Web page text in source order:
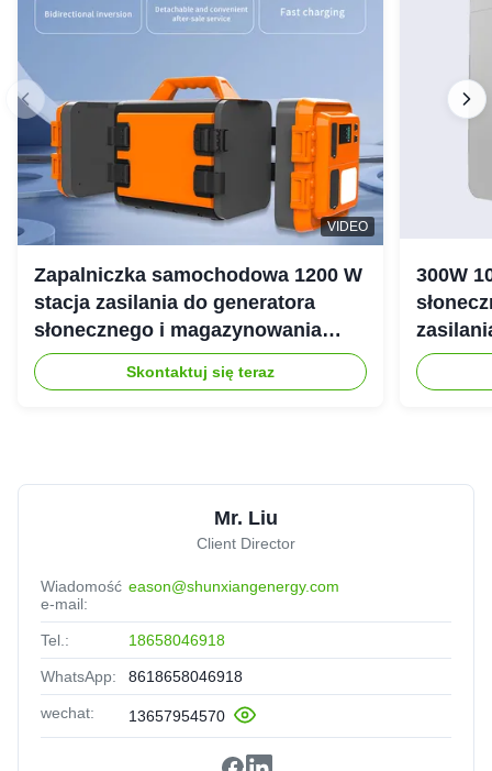
VIDEO
Zapalniczka samochodowa 1200 W
stacja zasilania do generatora
słonecznego i magazynowania
energii
Skontaktuj się teraz
300W
Mr. Liu
Client Director
Wiadomość
e-mail:
eason@shunxiangenergy.com
Tel.: 18658046918
WhatsApp: 8618658046918
wechat: 13657954570